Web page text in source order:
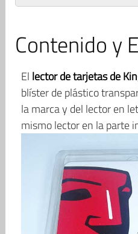
Contenido y
El lector de tarjetas de
blíster de plástico
la marca y del lector en
mismo lector en la parte